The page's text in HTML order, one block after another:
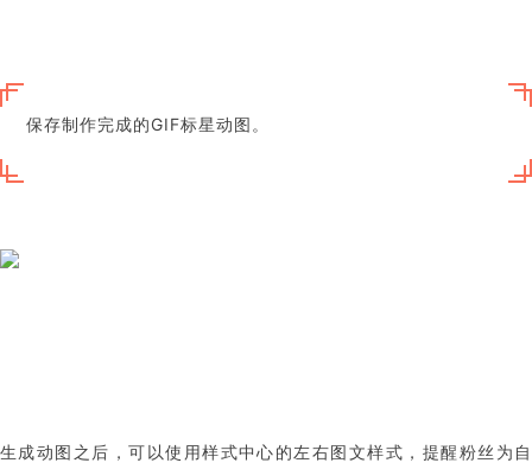
保存制作完成的GIF标星动图。
生成动图之后，可以使用样式中心的左右图文样式，提醒粉丝为自